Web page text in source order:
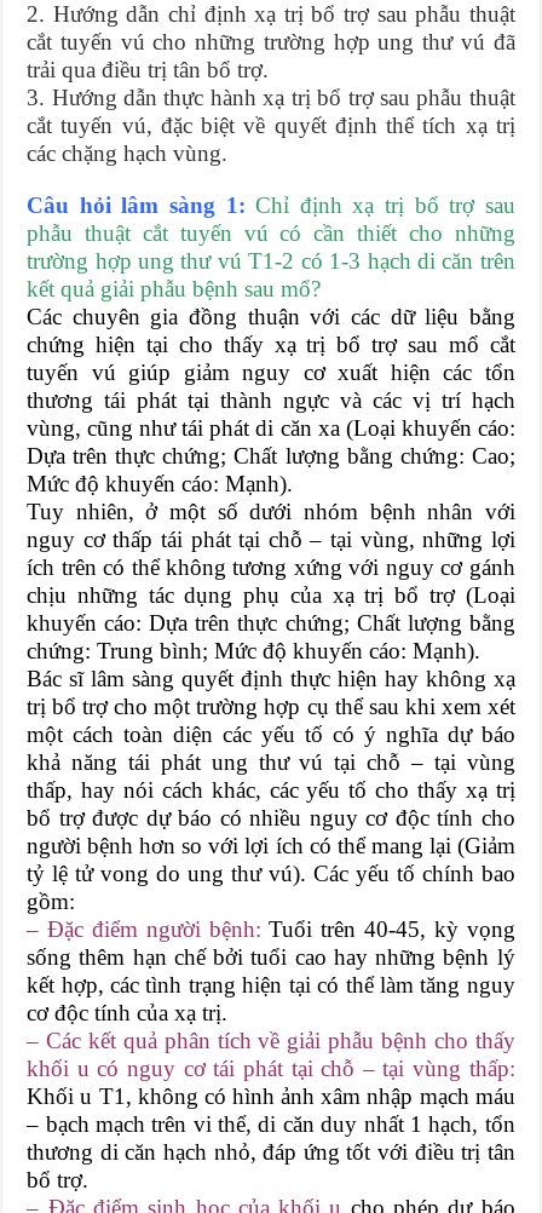
2. Hướng dẫn chỉ định xạ trị bổ trợ sau phẫu thuật
cắt tuyến vú cho những trường hợp ung thư vú đã
trải qua điều trị tân bổ trợ.
3. Hướng dẫn thực hành xạ trị bổ trợ sau phẫu thuật
cắt tuyến vú, đặc biệt về quyết định thể tích xạ trị
các chặng hạch vùng.
Câu hỏi lâm sàng 1: Chỉ định xạ trị bổ trợ sau
phẫu thuật cắt tuyến vú có cần thiết cho những
trường hợp ung thư vú T1-2 có 1-3 hạch di căn trên
kết quả giải phẫu bệnh sau mổ?
Các chuyên gia đồng thuận với các dữ liệu bằng
chứng hiện tại cho thấy xạ trị bổ trợ sau mổ cắt
tuyến vú giúp giảm nguy cơ xuất hiện các tổn
thương tái phát tại thành ngực và các vị trí hạch
vùng, cũng như tái phát di căn xa (Loại khuyến cáo:
Dựa trên thực chứng; Chất lượng bằng chứng: Cao;
Mức độ khuyến cáo: Mạnh).
Tuy nhiên, ở một số dưới nhóm bệnh nhân với
nguy cơ thấp tái phát tại chỗ – tại vùng, những lợi
ích trên có thể không tương xứng với nguy cơ gánh
chịu những tác dụng phụ của xạ trị bổ trợ (Loại
khuyến cáo: Dựa trên thực chứng; Chất lượng bằng
chứng: Trung bình; Mức độ khuyến cáo: Mạnh).
Bác sĩ lâm sàng quyết định thực hiện hay không xạ
trị bổ trợ cho một trường hợp cụ thể sau khi xem xét
một cách toàn diện các yếu tố có ý nghĩa dự báo
khả năng tái phát ung thư vú tại chỗ – tại vùng
thấp, hay nói cách khác, các yếu tố cho thấy xạ trị
bổ trợ được dự báo có nhiều nguy cơ độc tính cho
người bệnh hơn so với lợi ích có thể mang lại (Giảm
tỷ lệ tử vong do ung thư vú). Các yếu tố chính bao
gồm:
– Đặc điểm người bệnh: Tuổi trên 40-45, kỳ vọng
sống thêm hạn chế bởi tuổi cao hay những bệnh lý
kết hợp, các tình trạng hiện tại có thể làm tăng nguy
cơ độc tính của xạ trị.
– Các kết quả phân tích về giải phẫu bệnh cho thấy
khối u có nguy cơ tái phát tại chỗ – tại vùng thấp:
Khối u T1, không có hình ảnh xâm nhập mạch máu
– bạch mạch trên vi thể, di căn duy nhất 1 hạch, tổn
thương di căn hạch nhỏ, đáp ứng tốt với điều trị tân
bổ trợ.
– Đặc điểm sinh học của khối u cho phép dự báo